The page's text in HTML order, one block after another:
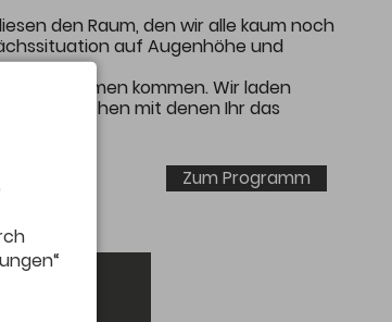
den Raum, den wir alle kaum noch
auf Augenhöhe und
zusammen kommen. Wir laden
Menschen mit denen Ihr das
Zum Programm